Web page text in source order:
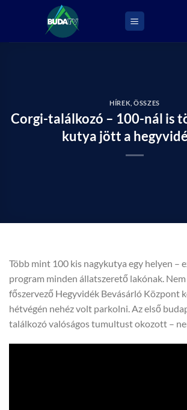
HÍREK ,ÖSSZES
Corgi-találkozó – 100-nál is
kutya jött a
Több mint 100 kis nagykutya egy helyen –
program minden állatszerető lakónak.
főszervező Hegyvidék Bevásárló Központ
hétvégén nehéz volt parkolni. Az első
találkozó valóságos tumultust okozott –